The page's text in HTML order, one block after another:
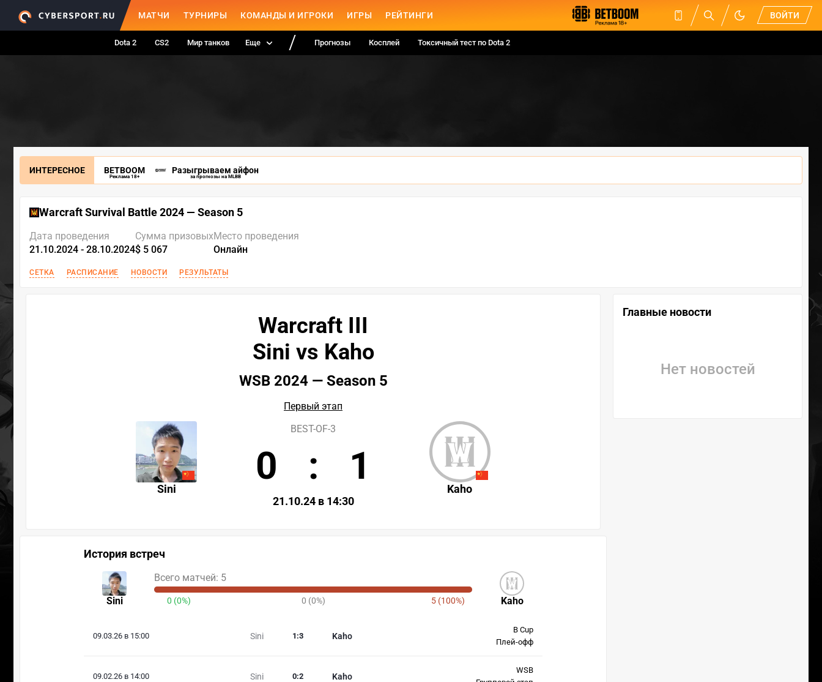
МАТЧИ ТУРНИРЫ КОМАНДЫ И ИГРОКИ ИГРЫ РЕЙТИНГИ ВОЙТИ
Dota 2 CS2 Мир танков Еще Прогнозы Косплей Токсичный тест по Dota 2
ИНТЕРЕСНОЕ BETBOOM
Реклама 18+
Разыгрываем айфон
за прогнозы на MLBB
Warcraft Survival Battle 2024 — Season 5
Дата проведения
21.10.2024 - 28.10.2024
Сумма призовых
$ 5 067
Место проведения
Онлайн
СЕТКА РАСПИСАНИЕ НОВОСТИ РЕЗУЛЬТАТЫ
Warcraft III
Sini vs Kaho
WSB 2024 — Season 5
Первый этап
Sini Kaho
BEST-OF-3
0 : 1
21.10.24 в 14:30
История встреч
Sini Kaho
Всего матчей: 5
0 (0%) 0 (0%) 5 (100%)
09.03.26 в 15:00 Sini Kaho
1 :3
B Cup
Плей-офф
09.02.26 в 14:00 Sini Kaho
0:2
WSB
Главные новости
Нет новостей